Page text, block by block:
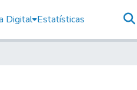
Digital Estatísticas